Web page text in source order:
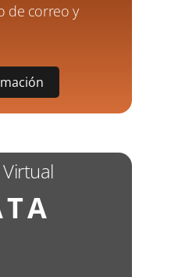
de correo y